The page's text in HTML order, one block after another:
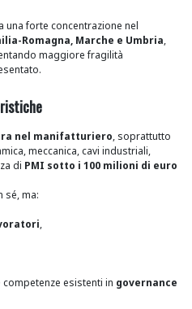
forte concentrazione nel
Romagna, Marche e Umbria,
maggiore fragilità
nel manifatturiero, soprattutto
meccanica, cavi industriali,
di PMI sotto i 100 milioni di euro
sé, ma:
,
esistenti in governance